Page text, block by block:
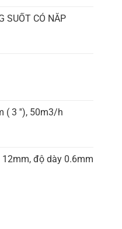
SUỐT CÓ NẮP
( 3 ''), 50m3/h
độ dày 0.6mm